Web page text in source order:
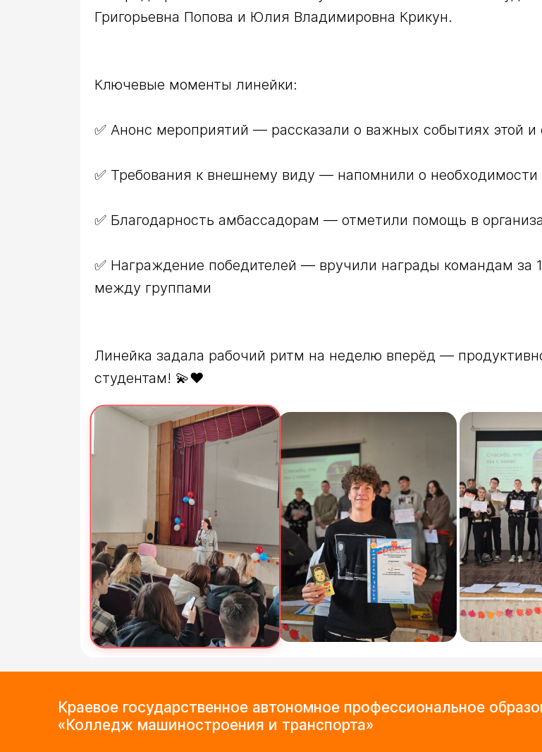
✅ Награждение победителей — вручили награды командам за
Линейка задала рабочий ритм на неделю вперёд —
студентам! 💫❤️
Краевое государственное автономное профессиональное
«Колледж машиностроения и транспорта»